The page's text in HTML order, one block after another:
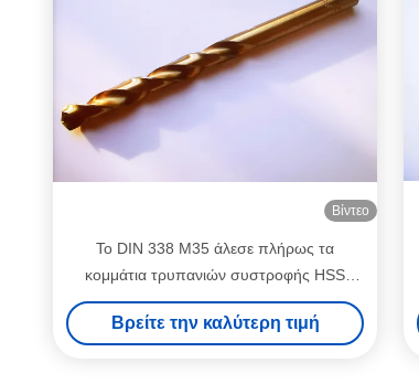
Βίντεο
Το DIN 338 M35 άλεσε πλήρως τα
κομμάτια τρυπανιών συστροφής HSS
κοβαλτίου
Βρείτε την καλύτερη τιμή